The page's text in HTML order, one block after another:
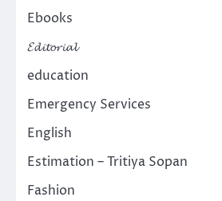
Ebooks
𝓔𝓭𝓲𝓽𝓸𝓻𝓲𝓪𝓵
education
Emergency Services
English
Estimation – Tritiya Sopan
Fashion